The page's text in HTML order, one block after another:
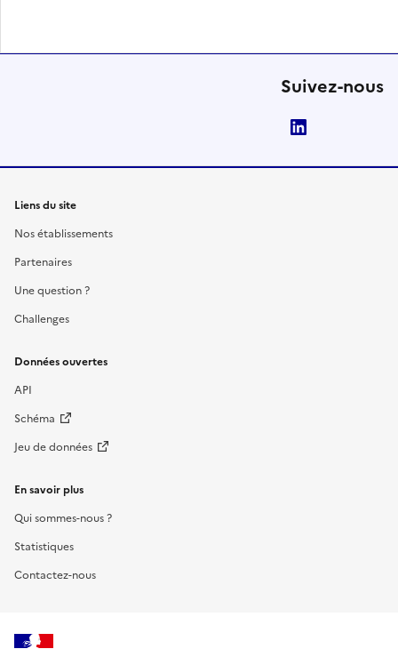
Suivez-nous
Liens du site
Nos établissements
Partenaires
Une question ?
Challenges
Données ouvertes
API
Schéma
Jeu de données
En savoir plus
Qui sommes-nous ?
Statistiques
Contactez-nous